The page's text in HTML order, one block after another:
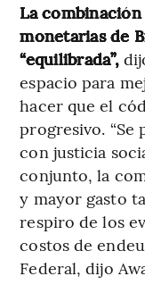
La
monetarias de
“equilibrada”,
espacio para
hacer que el
progresivo. “Se
con justicia
conjunto, la
y mayor gasto
respiro de los
costos de
Federal, dijo